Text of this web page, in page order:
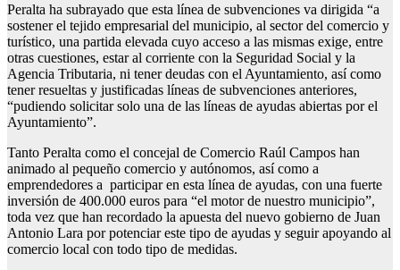
Peralta ha subrayado que esta línea de subvenciones va dirigida “a
sostener el tejido empresarial del municipio, al sector del comercio y
turístico, una partida elevada cuyo acceso a las mismas exige, entre
otras cuestiones, estar al corriente con la Seguridad Social y la
Agencia Tributaria, ni tener deudas con el Ayuntamiento, así como
tener resueltas y justificadas líneas de subvenciones anteriores,
“pudiendo solicitar solo una de las líneas de ayudas abiertas por el
Ayuntamiento”.
Tanto Peralta como el concejal de Comercio Raúl Campos han
animado al pequeño comercio y autónomos, así como a
emprendedores a participar en esta línea de ayudas, con una fuerte
inversión de 400.000 euros para “el motor de nuestro municipio”,
toda vez que han recordado la apuesta del nuevo gobierno de Juan
Antonio Lara por potenciar este tipo de ayudas y seguir apoyando al
comercio local con todo tipo de medidas.